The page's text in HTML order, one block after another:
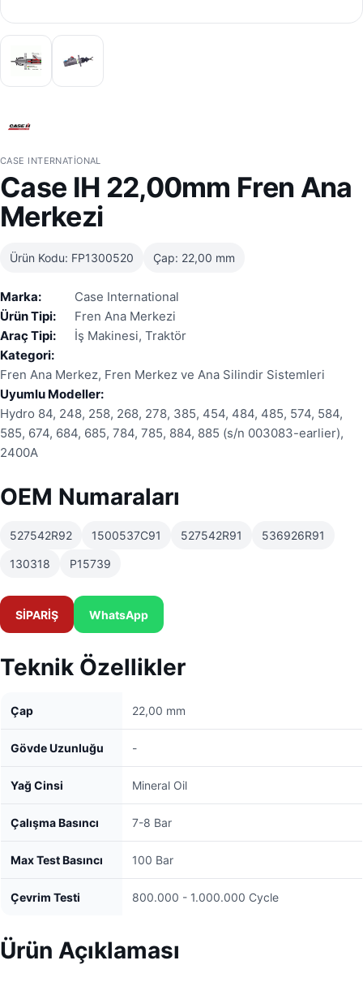
CASE INTERNATIONAL
Case IH 22,00mm Fren Ana
Merkezi
Ürün Kodu: FP1300520 Çap: 22,00 mm
Marka:
Case International
Ürün Tipi:
Fren Ana Merkezi
Araç Tipi:
İş Makinesi, Traktör
Kategori:
Fren Ana Merkez, Fren Merkez ve Ana Silindir Sistemleri
Uyumlu Modeller:
Hydro 84, 248, 258, 268, 278, 385, 454, 484, 485, 574, 584,
585, 674, 684, 685, 784, 785, 884, 885 (s/n 003083-earlier),
2400A
OEM Numaraları
527542R92 1500537C91 527542R91 536926R91
130318 P15739
SİPARİŞ WhatsApp
Teknik Özellikler
Çap 22,00 mm
Gövde Uzunluğu -
Yağ Cinsi Mineral Oil
Çalışma Basıncı 7-8 Bar
Max Test Basıncı 100 Bar
Çevrim Testi 800.000 - 1.000.000 Cycle
Ürün Açıklaması